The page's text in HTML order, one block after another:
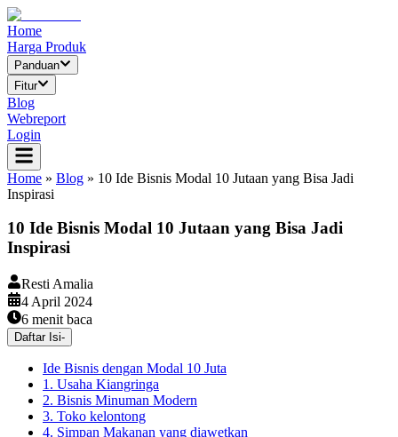
Home
Harga Produk
Panduan
Fitur
Blog
Webreport
Login
Home » Blog » 10 Ide Bisnis Modal 10 Jutaan yang Bisa Jadi
Inspirasi
10 Ide Bisnis Modal 10 Jutaan yang Bisa Jadi
Inspirasi
Resti Amalia
4 April 2024
6 menit baca
Daftar Isi-
Ide Bisnis dengan Modal 10 Juta
1. Usaha Kiangringa
2. Bisnis Minuman Modern
3. Toko kelontong
4. Simpan Makanan yang diawetkan